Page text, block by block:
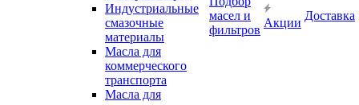
Индустриальные
смазочные
материалы
Масла для
коммерческого
транспорта
Масла для
масел и
фильтров
Акции
Доставка